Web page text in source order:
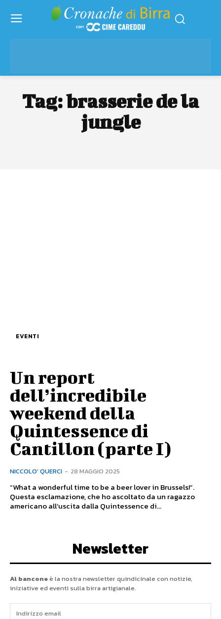
Tag:brasserie de la
jungle
EVENTI
Un report
dell’incredibile
weekend della
Quintessence di
Cantillon (parte I)
NICCOLO' QUERCI - 28 MAGGIO 2025
“What a wonderful time to be a beer lover in Brussels!”.
Questa esclamazione, che ho ascoltato da un ragazzo
americano all’uscita dalla Quintessence di...
Newsletter
Al banconeè la nostra newsletter quindicinale con notizie,
iniziative ed eventi sulla birra artigianale.